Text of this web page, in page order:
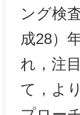
ング検
成28）
れ，注
て，よ